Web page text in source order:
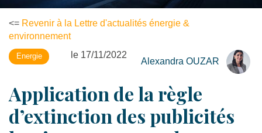
<= Revenir à la Lettre d'actualités énergie &
environnement
Energie le 17/11/2022
Alexandra OUZAR
Application de la règle
d’extinction des publicités